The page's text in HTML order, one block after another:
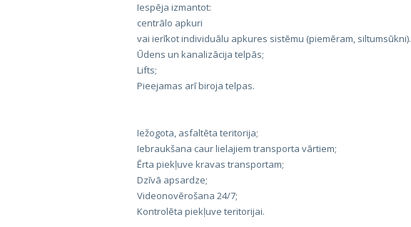
Iespēja izmantot:
centrālo apkuri
vai ierīkot individuālu apkures sistēmu (piemēram, siltumsūkni).
Ūdens un kanalizācija telpās;
Lifts;
Pieejamas arī biroja telpas.
Iežogota, asfaltēta teritorija;
Iebraukšana caur lielajiem transporta vārtiem;
Ērta piekļuve kravas transportam;
Dzīvā apsardze;
Videonovērošana 24/7;
Kontrolēta piekļuve teritorijai.